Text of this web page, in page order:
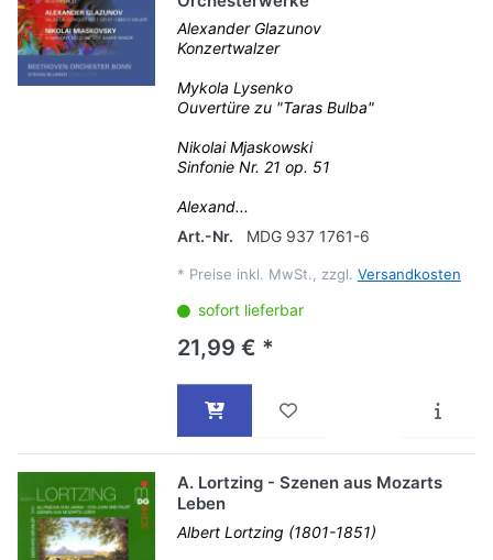
Alexander Glazunov
Konzertwalzer
Mykola Lysenko
Ouvertüre zu "Taras Bulba"
Nikolai Mjaskowski
Sinfonie Nr. 21 op. 51
Alexand...
Art.-Nr.
MDG 937 1761-6
* Preise inkl. MwSt., zzgl. Versandkosten
sofort lieferbar
21,99 € *
A. Lortzing - Szenen aus Mozarts
Leben
Albert Lortzing (1801-1851)